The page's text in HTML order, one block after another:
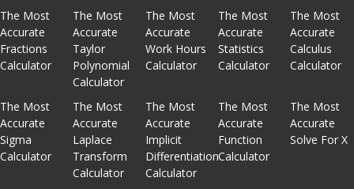
The Most
Accurate
Fractions
Calculator
The Most
Accurate
Taylor
Polynomial
Calculator
The Most
Accurate
Work Hours
Calculator
The Most
Accurate
Statistics
Calculator
The Most
Accurate
Calculus
Calculator
The Most
Accurate
Sigma
Calculator
The Most
Accurate
Laplace
Transform
Calculator
The Most
Accurate
Implicit
Differentiation
Calculator
The Most
Accurate
Function
Calculator
The Most
Accurate
Solve For X